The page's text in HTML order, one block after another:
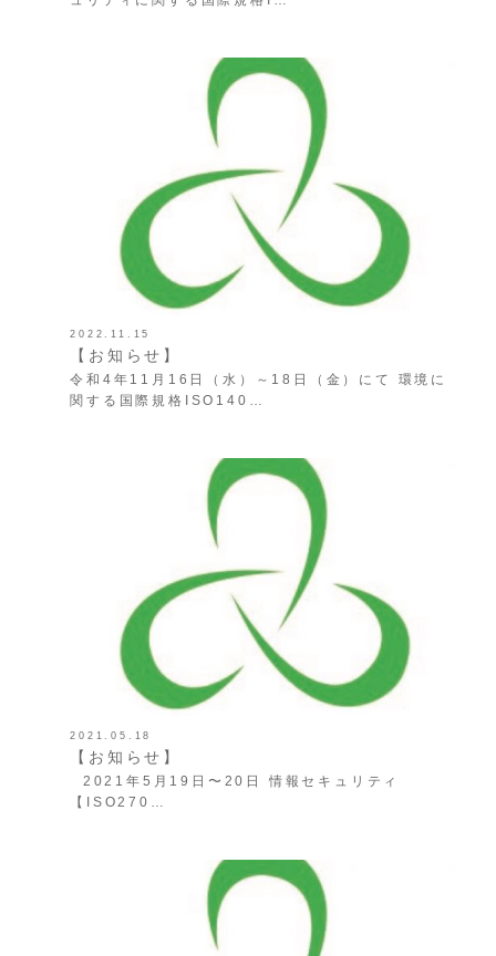
2022.11.15
【お知らせ】
令和4年11月16日（水）～18日（金）にて 環境に
関する国際規格ISO140…
2021.05.18
【お知らせ】
2021年5月19日〜20日 情報セキュリティ
【ISO270…